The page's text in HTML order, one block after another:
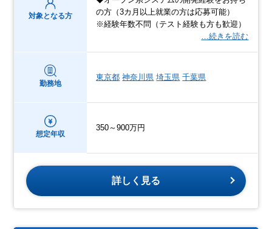
対象となる方
の方（3カ月以上就業の方は応募可能）
※経験年数不問（テスト経験も方も歓迎）
…続きを読む
勤務地
東京都 神奈川県 埼玉県 千葉県
想定年収
350～900万円
詳しく見る